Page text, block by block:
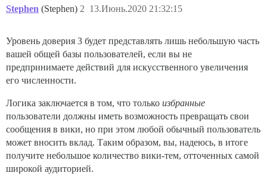
Stephen (Stephen) 13.Июнь.2020 21:32:15
2
Уровень доверия 3 будет представлять лишь небольшую часть
вашей общей базы пользователей, если вы не
предпринимаете действий для искусственного увеличения
его численности.
Логика заключается в том, что только избранные
пользователи должны иметь возможность превращать свои
сообщения в вики, но при этом любой обычный пользователь
может вносить вклад. Таким образом, вы, надеюсь, в итоге
получите небольшое количество вики-тем, отточенных самой
широкой аудиторией.